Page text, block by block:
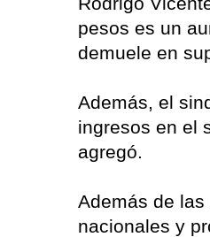
pesos es un
demuele en
Además, el
ingresos en el
agregó.
Además de
nacionales y